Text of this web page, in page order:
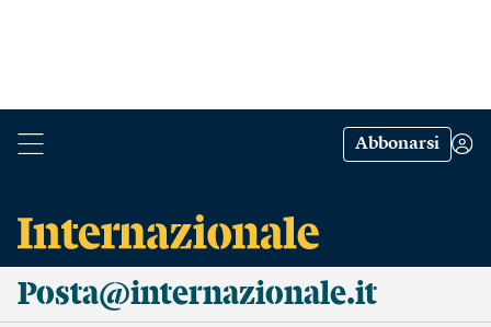
Abbonarsi
Posta@internazionale.it